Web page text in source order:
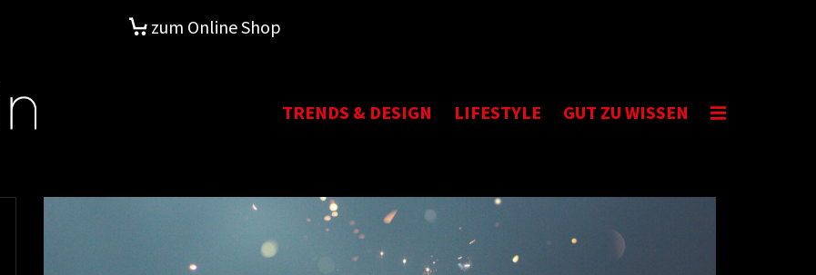
zum Online Shop
TRENDS & DESIGN LIFESTYLE GUT ZU WISSEN